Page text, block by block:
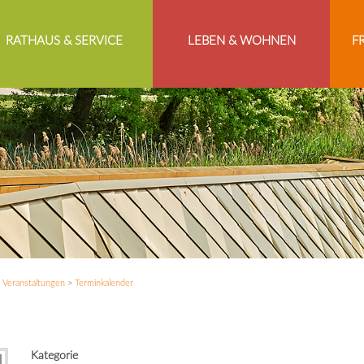
RATHAUS & SERVICE LEBEN & WOHNEN
Veranstaltungen> Terminkalender
Kategorie